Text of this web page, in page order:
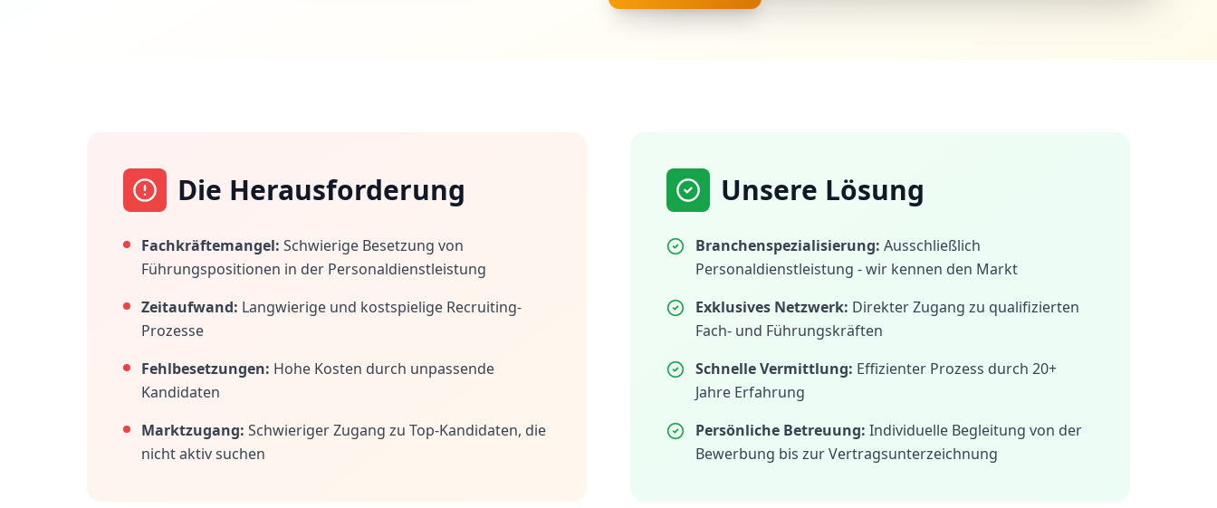
Die Herausforderung
Fachkräftemangel: Schwierige Besetzung von
Führungspositionen in der Personaldienstleistung
Zeitaufwand: Langwierige und kostspielige Recruiting-
Prozesse
Fehlbesetzungen: Hohe Kosten durch unpassende
Kandidaten
Marktzugang: Schwieriger Zugang zu Top-Kandidaten, die
nicht aktiv suchen
Unsere Lösung
Branchenspezialisierung: Ausschließlich
Personaldienstleistung - wir kennen den Markt
Exklusives Netzwerk: Direkter Zugang zu qualifizierten
Fach- und Führungskräften
Schnelle Vermittlung: Effizienter Prozess durch 20+
Jahre Erfahrung
Persönliche Betreuung: Individuelle Begleitung von der
Bewerbung bis zur Vertragsunterzeichnung